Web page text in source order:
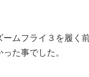
ームフライ３を履く
た事でした。